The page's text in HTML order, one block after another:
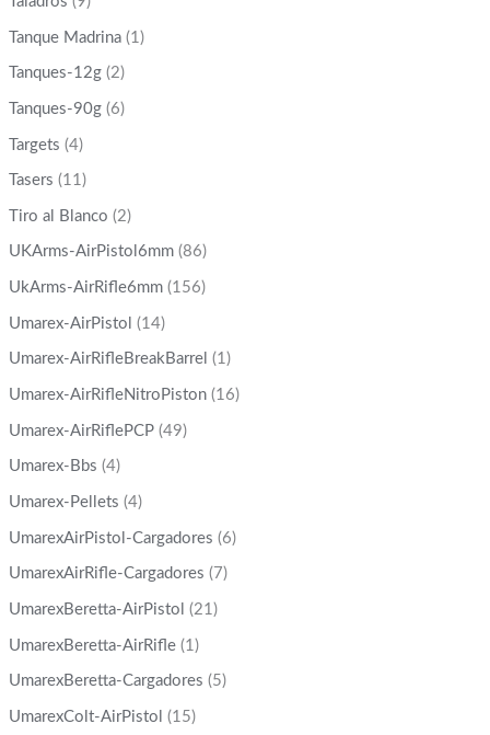
Tanque Madrina (1)
Tanques-12g (2)
Tanques-90g (6)
Targets (4)
Tasers (11)
Tiro al Blanco (2)
UKArms-AirPistol6mm (86)
UkArms-AirRifle6mm (156)
Umarex-AirPistol (14)
Umarex-AirRifleBreakBarrel (1)
Umarex-AirRifleNitroPiston (16)
Umarex-AirRiflePCP (49)
Umarex-Bbs (4)
Umarex-Pellets (4)
UmarexAirPistol-Cargadores (6)
UmarexAirRifle-Cargadores (7)
UmarexBeretta-AirPistol (21)
UmarexBeretta-AirRifle (1)
UmarexBeretta-Cargadores (5)
UmarexColt-AirPistol (15)